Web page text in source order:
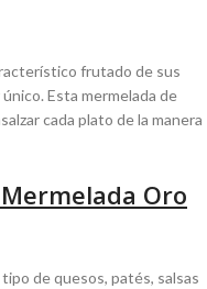
frutado de sus
Esta mermelada de
cada plato de la manera
Oro
de quesos, patés, salsas